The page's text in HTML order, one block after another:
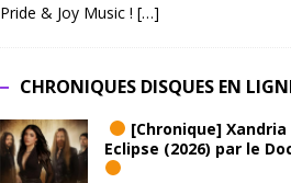
Pride & Joy Music ! […]
CHRONIQUES DISQUES EN
[Chronique] Xandria
Eclipse (2026) par le